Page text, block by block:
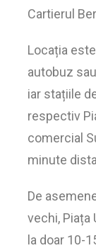
Cartierul
Locația
autobuz
iar stațiile
respectiv
comercial
minute
De
vechi, Piața
la doar 10-